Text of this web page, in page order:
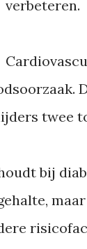
verbeteren.
twee
bij